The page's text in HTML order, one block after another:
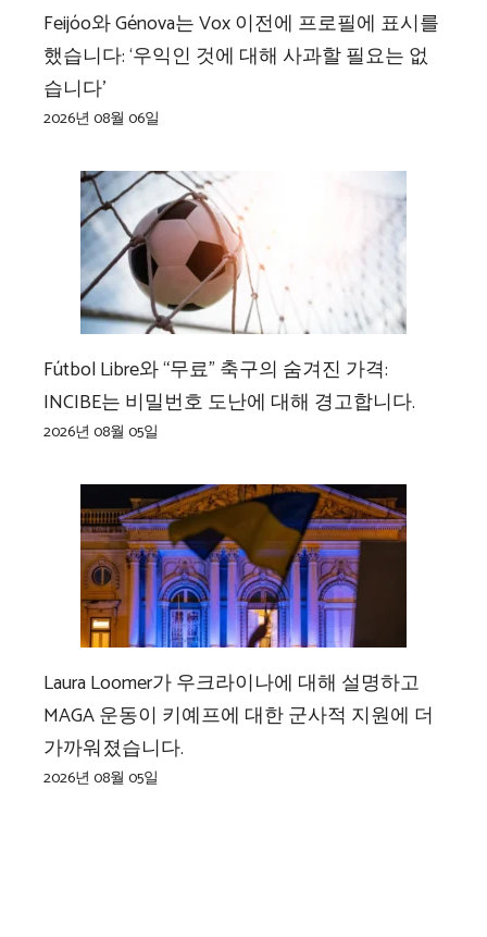
Feijóo와 Génova는 Vox 이전에 프로필에 표시를
했습니다: ‘우익인 것에 대해 사과할 필요는 없
습니다’
2026년 08월 06일
Fútbol Libre와 “무료” 축구의 숨겨진 가격:
INCIBE는 비밀번호 도난에 대해 경고합니다.
2026년 08월 05일
Laura Loomer가 우크라이나에 대해 설명하고
MAGA 운동이 키예프에 대한 군사적 지원에 더
가까워졌습니다.
2026년 08월 05일